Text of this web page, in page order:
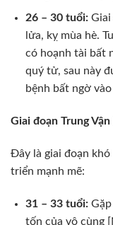
26 – 30 tuổi:Giai
lửa, kỵ mùa hè.
có hoạnh tài bất
quý tử, sau này
bệnh bất ngờ
Giai đoạn Trung
Đây là giai đoạn
triển mạnh mẽ:
31 – 33 tuổi:Gặp
tốn của vô cùng